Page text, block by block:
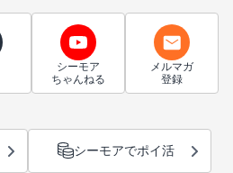
シーモア
ちゃんねる
メルマガ
登録
シーモアでポイ活